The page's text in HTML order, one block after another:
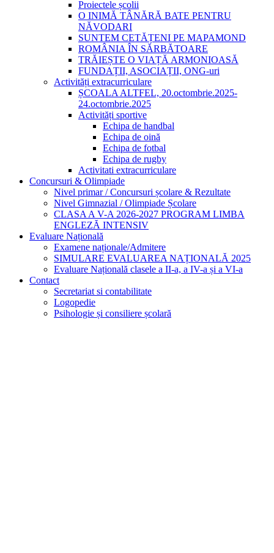
Proiectele școlii
O INIMĂ TÂNĂRĂ BATE PENTRU
NĂVODARI
SUNTEM CETĂȚENI PE MAPAMOND
ROMÂNIA ÎN SĂRBĂTOARE
TRĂIEȘTE O VIAȚĂ ARMONIOASĂ
FUNDAȚII, ASOCIAȚII, ONG-uri
Activități extracurriculare
ȘCOALA ALTFEL, 20.octombrie.2025-
24.octombrie.2025
Activități sportive
Echipa de handbal
Echipa de oină
Echipa de fotbal
Echipa de rugby
Activitati extracurriculare
Concursuri & Olimpiade
Nivel primar / Concursuri școlare & Rezultate
Nivel Gimnazial / Olimpiade Școlare
CLASA A V-A 2026-2027 PROGRAM LIMBA
ENGLEZĂ INTENSIV
Evaluare Națională
Examene naționale/Admitere
SIMULARE EVALUAREA NAȚIONALĂ 2025
Evaluare Națională clasele a II-a, a IV-a și a VI-a
Contact
Secretariat si contabilitate
Logopedie
Psihologie și consiliere școlară